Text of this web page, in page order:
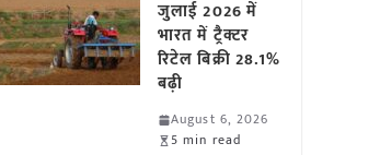
जुलाई 2026 में
भारत में ट्रैक्टर
रिटेल बिक्री 28.1%
बढ़ी
August 6, 2026
5 min read